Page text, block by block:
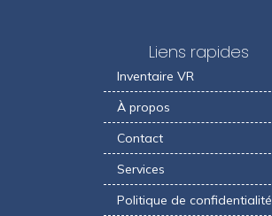
Liens rapides
Inventaire VR
À propos
Contact
Services
Politique de confidentialité